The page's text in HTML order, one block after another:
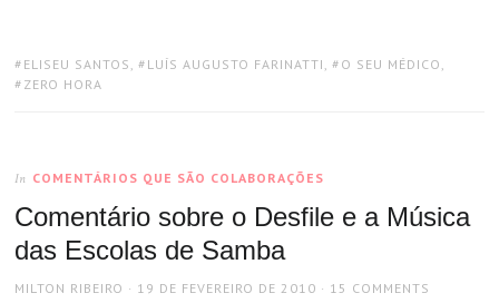
TAGS:
ELISEU SANTOS , LUÍS AUGUSTO FARINATTI , O SEU MÉDICO ,
ZERO HORA
In COMENTÁRIOS QUE SÃO COLABORAÇÕES
Comentário sobre o Desfile e a Música
das Escolas de Samba
AUTHOR
MILTON RIBEIRO
POSTED
19 DE FEVEREIRO DE 2010 15 COMMENTS